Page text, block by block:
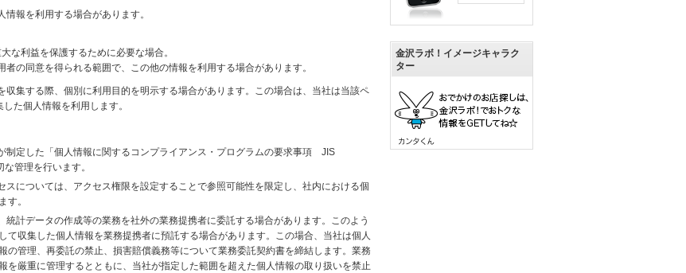
報を利用する場合があります。
な利益を保護するために必要な場合。
の同意を得られる範囲で、この他の情報を利用する場合があります。
集する際、個別に利用目的を明示する場合があります。この場合は、当社は当該ペ
た個人情報を利用します。
制定した「個人情報に関するコンプライアンス・プログラムの要求事項 JIS
管理を行います。
については、アクセス権限を設定することで参照可能性を限定し、社内における個
す。
計データの作成等の業務を社外の業務提携者に委託する場合があります。このよう
て収集した個人情報を業務提携者に預託する場合があります。この場合、当社は個人
の管理、再委託の禁止、損害賠償義務等について業務委託契約書を締結します。業務
を厳重に管理するとともに、当社が指定した範囲を超えた個人情報の取り扱いを禁止
金沢ラボ！イメージキャラク
ター